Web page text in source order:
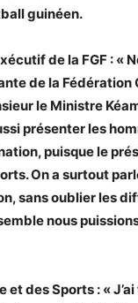
guinéen.
de la FGF : «
de la Fédération
le Ministre
présenter les
puisque le
On a surtout
sans oublier les
nous
des Sports : «